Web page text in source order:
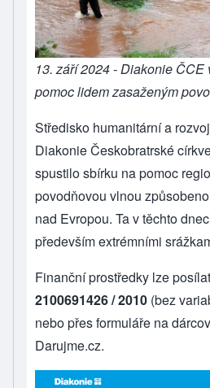
13. září 2024 - Diakonie
pomoc lidem zasaženým
Středisko humanitární a
Diakonie Českobratrské
spustilo sbírku na pomoc
povodňovou vlnou
nad Evropou. Ta v těchto
především extrémními
Finanční prostředky lze
2100691426 / 2010 (bez
nebo přes formuláře na
Darujme.cz.